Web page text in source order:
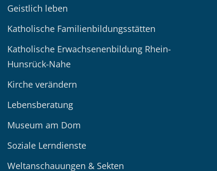
Geistlich leben
Katholische Familienbildungsstätten
Katholische Erwachsenenbildung Rhein-
Hunsrück-Nahe
Kirche verändern
Lebensberatung
Museum am Dom
Soziale Lerndienste
Weltanschauungen & Sekten